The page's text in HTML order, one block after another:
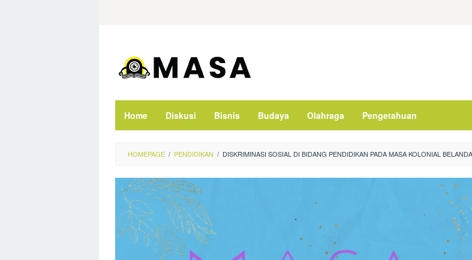
Home Diskusi Bisnis Budaya Olahraga Pengetahuan
HOMEPAGE / PENDIDIKAN / DISKRIMINASI SOSIAL DI BIDANG PENDIDIKAN PADA MASA KOLONIAL